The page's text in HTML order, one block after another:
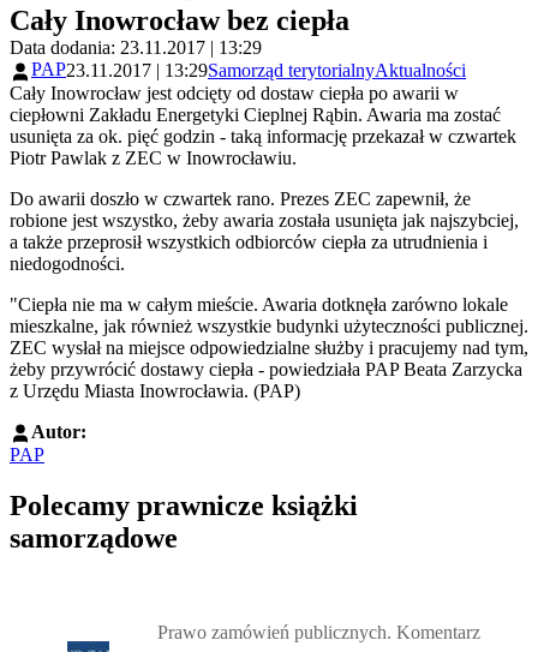
Cały Inowrocław bez ciepła
Data dodania: 23.11.2017 | 13:29
PAP23.11.2017 | 13:29Samorząd terytorialnyAktualności
Cały Inowrocław jest odcięty od dostaw ciepła po awarii w
ciepłowni Zakładu Energetyki Cieplnej Rąbin. Awaria ma zostać
usunięta za ok. pięć godzin - taką informację przekazał w czwartek
Piotr Pawlak z ZEC w Inowrocławiu.
Do awarii doszło w czwartek rano. Prezes ZEC zapewnił, że
robione jest wszystko, żeby awaria została usunięta jak najszybciej,
a także przeprosił wszystkich odbiorców ciepła za utrudnienia i
niedogodności.
"Ciepła nie ma w całym mieście. Awaria dotknęła zarówno lokale
mieszkalne, jak również wszystkie budynki użyteczności publicznej.
ZEC wysłał na miejsce odpowiedzialne służby i pracujemy nad tym,
żeby przywrócić dostawy ciepła - powiedziała PAP Beata Zarzycka
z Urzędu Miasta Inowrocławia. (PAP)
Autor:
PAP
Polecamy prawnicze książki
samorządowe
Prawo zamówień publicznych. Komentarz